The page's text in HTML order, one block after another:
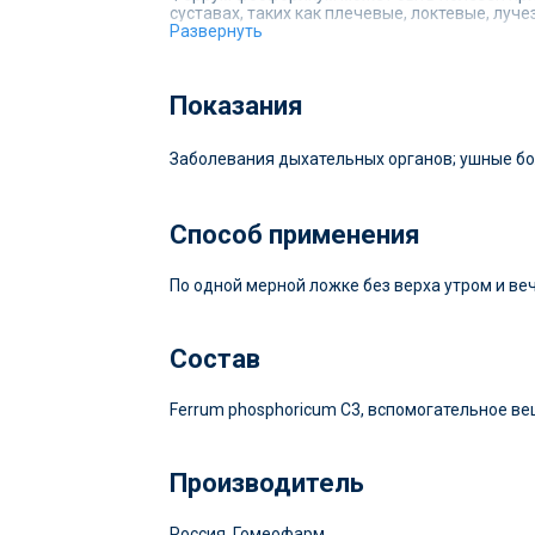
суставах, таких как плечевые, локтевые,
Использование Феррум фосфорикум
Срок годности - 3 года
Развернуть
Показания
Заболевания дыхательных органов; ушные
Способ применения
По одной мерной ложке без верха утром и
Состав
Ferrum phosphoricum С3, вспомогательное
Производитель